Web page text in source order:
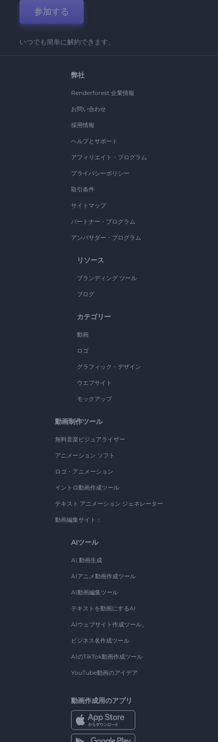
参加する
いつでも簡単に解約できます。
弊社
Renderforest 企業情報
お問い合わせ
採用情報
ヘルプとサポート
アフィリエイト・プログラム
プライバシーポリシー
取引条件
サイトマップ
パートナー・プログラム
アンバサダー・プログラム
リソース
ブランディング ツール
ブログ
カテゴリー
動画
ロゴ
グラフィック・デザイン
ウエブサイト
モックアップ
動画制作ツール
無料音楽ビジュアライザー
アニメーション ソフト
ロゴ・アニメーション
イントロ動画作成ツール
テキスト アニメーション ジェネレーター
動画編集サイト：
AIツール
AI 動画生成
AIアニメ動画作成ツール
AI動画編集ツール
テキストを動画にするAI
AIウェブサイト作成ツール。
ビジネス名作成ツール
AIのTikTok動画作成ツール
YouTube動画のアイデア
動画作成用のアプリ